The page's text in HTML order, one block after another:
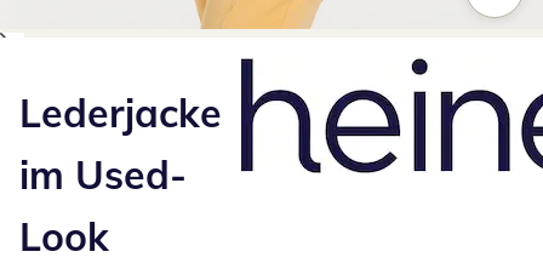
Zum Vergrößern auf das Bild klicken
Lederjacke
im Used-
Look